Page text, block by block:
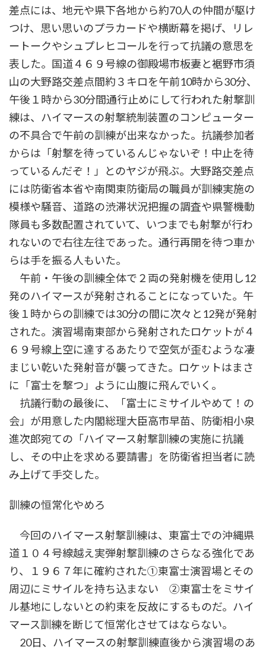
差点には、地元や県下各地から約70人の仲間が駆け
つけ、思い思いのプラカードや横断幕を掲げ、リレ
ートークやシュプレヒコールを行って抗議の意思を
表した。国道４６９号線の御殿場市板妻と裾野市須
山の大野路交差点間約３キロを午前10時から30分、
午後１時から30分間通行止めにして行われた射撃訓
練は、ハイマースの射撃統制装置のコンピューター
の不具合で午前の訓練が出来なかった。抗議参加者
からは「射撃を待っているんじゃないぞ！中止を待
っているんだぞ！」とのヤジが飛ぶ。大野路交差点
には防衛省本省や南関東防衛局の職員が訓練実施の
模様や騒音、道路の渋滞状況把握の調査や県警機動
隊員も多数配置されていて、いつまでも射撃が行わ
れないので右往左往であった。通行再開を待つ車か
らは手を振る人もいた。
午前・午後の訓練全体で２両の発射機を使用し12
発のハイマースが発射されることになっていた。午
後１時からの訓練では30分の間に次々と12発が発射
された。演習場南東部から発射されたロケットが４
６９号線上空に達するあたりで空気が歪むような凄
まじい乾いた発射音が襲ってきた。ロケットはまさ
に「富士を撃つ」ように山腹に飛んでいく。
抗議行動の最後に、「富士にミサイルやめて！の
会」が用意した内閣総理大臣高市早苗、防衛相小泉
進次郎宛ての「ハイマース射撃訓練の実施に抗議
し、その中止を求める要請書」を防衛省担当者に読
み上げて手交した。
訓練の恒常化やめろ
今回のハイマース射撃訓練は、東富士での沖縄県
道１０４号線越え実弾射撃訓練のさらなる強化であ
り、１９６７年に確約された①東富士演習場とその
周辺にミサイルを持ち込まない ②東富士をミサイ
ル基地にしないとの約束を反故にするものだ。ハイ
マース訓練を断じて恒常化させてはならない。
20日、ハイマースの射撃訓練直後から演習場のあ